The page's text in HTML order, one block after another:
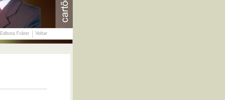
Editora Fráter Voltar